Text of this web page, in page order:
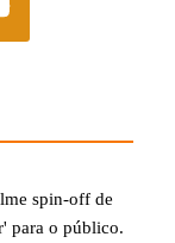
spin-off de
para o público.